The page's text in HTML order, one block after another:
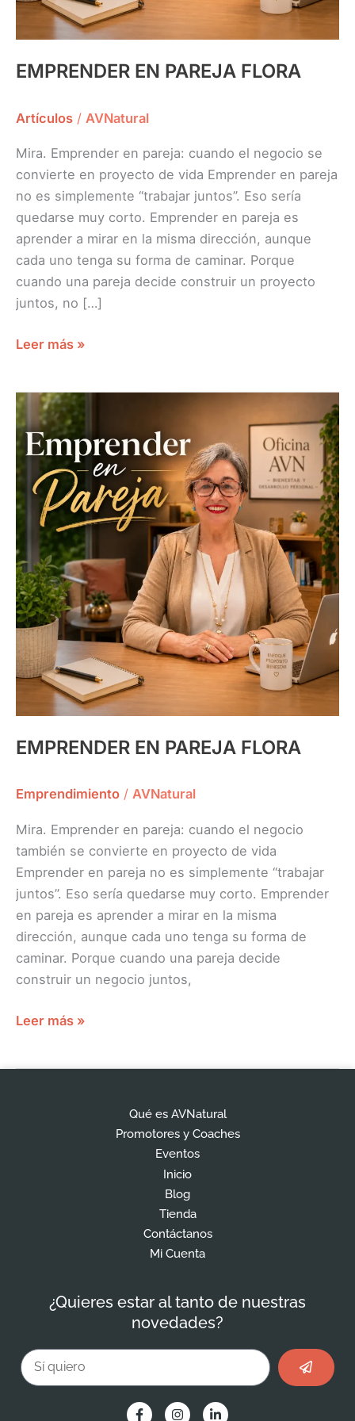
EMPRENDER EN PAREJA FLORA
Artículos / AVNatural
Mira. Emprender en pareja: cuando el negocio se
convierte en proyecto de vida Emprender en pareja
no es simplemente “trabajar juntos”. Eso sería
quedarse muy corto. Emprender en pareja es
aprender a mirar en la misma dirección, aunque
cada uno tenga su forma de caminar. Porque
cuando una pareja decide construir un proyecto
juntos, no […]
Leer más »
EMPRENDER EN PAREJA FLORA
Emprendimiento / AVNatural
Mira. Emprender en pareja: cuando el negocio
también se convierte en proyecto de vida
Emprender en pareja no es simplemente “trabajar
juntos”. Eso sería quedarse muy corto. Emprender
en pareja es aprender a mirar en la misma
dirección, aunque cada uno tenga su forma de
caminar. Porque cuando una pareja decide
construir un negocio juntos,
EMPRENDER
EN
PAREJA
FLORA
Leer más »
Qué es AVNatural
Promotores y Coaches
Eventos
Inicio
Blog
Tienda
Contáctanos
Mi Cuenta
¿Quieres estar al tanto de nuestras
novedades?
Email Enviar
F
I
L